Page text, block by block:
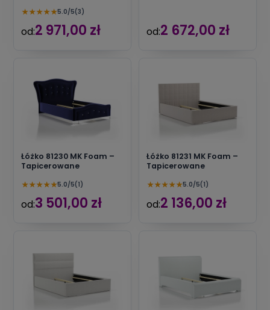
★★★★★5.0/5(3)
od:2 971,00 zł od:2 672,00 zł
Łóżko 81230 MK Foam –
Tapicerowane
★★★★★5.0/5(1)
od:3 501,00 zł
Łóżko 81231 MK Foam –
Tapicerowane
★★★★★5.0/5(1)
od:2 136,00 zł